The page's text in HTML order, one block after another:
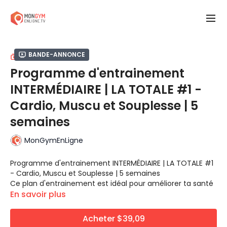
Bande-annonce
COLLECTION
Programme d'entrainement
INTERMÉDIAIRE | LA TOTALE #1 -
Cardio, Muscu et Souplesse | 5
semaines
MonGymEnLigne
Programme d'entrainement INTERMÉDIAIRE | LA TOTALE #1
- Cardio, Muscu et Souplesse | 5 semaines
Ce plan d'entrainement est idéal pour améliorer ta santé
globale et toutes les composantes d'une bonne condition
la soupless. Pour améliorer ta forme physique et ta santé,
Nombre d'entrainement:
3 à 4 séances
d'entrainement par semaine
En savoir plus
Acheter $39,09